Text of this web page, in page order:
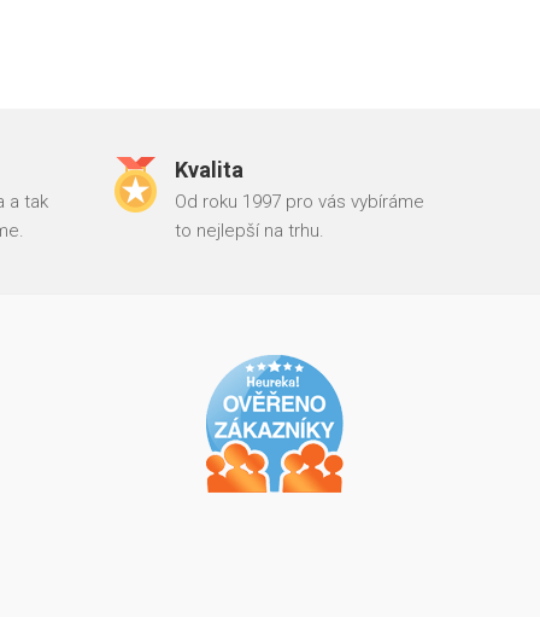
a tak
Kvalita
Od roku 1997 pro vás vybíráme
to nejlepší na trhu.